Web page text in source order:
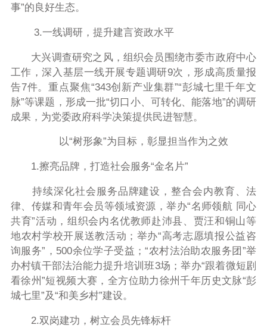
事”的良好生态。
3.一线调研，提升建言资政水平
大兴调查研究之风，组织会员围绕市委市政府中心
工作，深入基层一线开展专题调研9次，形成高质量报
告7件。重点聚焦“343创新产业集群”“彭城七里千年文
脉”等课题，形成一批“切口小、可转化、能落地”的调研
成果，为党委政府科学决策提供民进智慧。
以“树形象”为目标，彰显担当作为之效
1.擦亮品牌，打造社会服务“金名片”
持续深化社会服务品牌建设，整合会内教育、法
律、 传媒和青年会员等领域资源，举办“名师领航 同心
共育”活动，组织会内名优教师赴沛县、贾汪和铜山等
地农村学校开展送教活动；举办“高考志愿填报公益咨
询服务”， 500余位学子受益；“农村法治助农服务团”举
办村镇干部法治能力提升培训班3场；举办“跟着微短剧
看徐州”短视频大赛，全方位助力徐州千年历史文脉“彭
城七里”及“和美乡村”建设。
2.双岗建功，树立会员先锋标杆